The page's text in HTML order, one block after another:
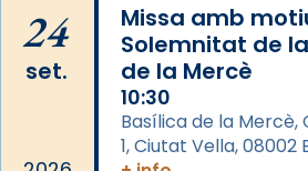
📸 Dr. G. Simón
Photo
View on Facebook ·
24
set.
Missa amb
Solemnitat de
de la Mercè
10:30
Basílica de la
1, Ciutat Vella,